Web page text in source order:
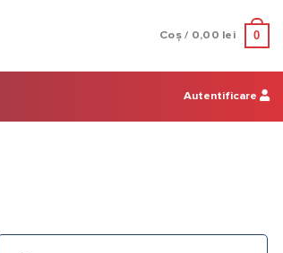
Coș / 0,00 lei 0
Autentificare